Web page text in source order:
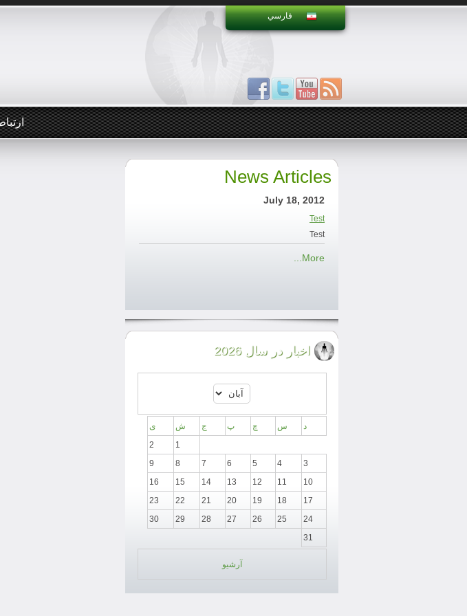
فارسي
News Articles
July 18, 2012
Test
Test
More...
اخبار در سال 2026
د س چ پ ج ش
ی
1
2
3
4
5
6
7
8
9
10
11
12
13
14
15
16
17
18
19
20
21
22
23
24
25
26
27
28
29
30
31
آرشیو